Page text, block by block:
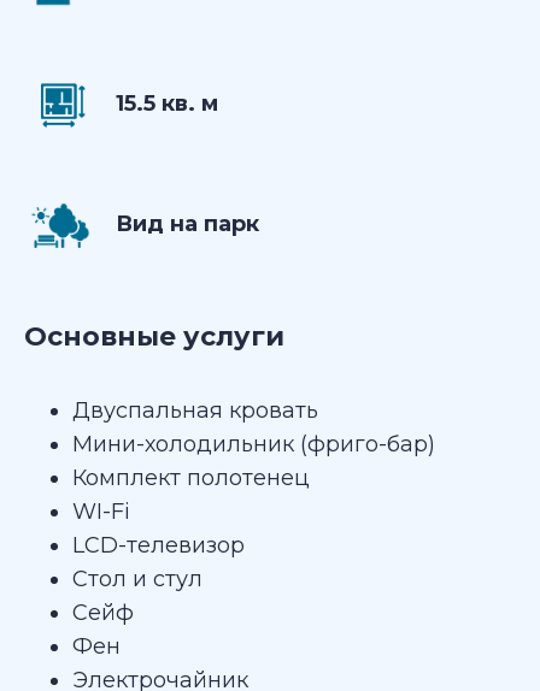
15.5 кв. м
Вид на парк
Основные услуги
Двуспальная кровать
Мини-холодильник (фриго-бар)
Комплект полотенец
WI-Fi
LCD-телевизор
Стол и стул
Сейф
Фен
Электрочайник